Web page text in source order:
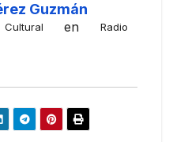
Guzmán
enRadio